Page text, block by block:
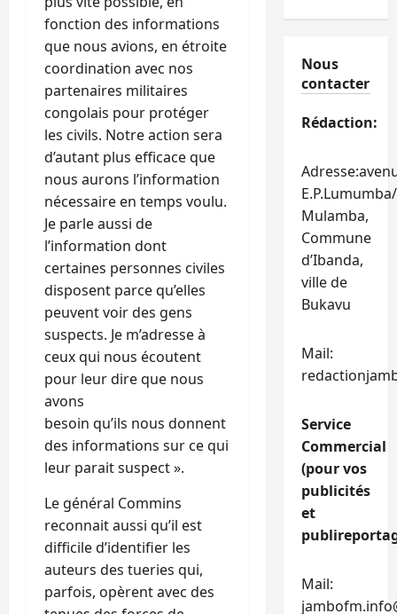
fonction des informations
que nous avions, en étroite
coordination avec nos
partenaires militaires
congolais pour protéger
les civils. Notre action sera
d’autant plus efficace que
nous aurons l’information
nécessaire en temps voulu.
Je parle aussi de
l’information dont
certaines personnes civiles
disposent parce qu’elles
peuvent voir des gens
suspects. Je m’adresse à
ceux qui nous écoutent
pour leur dire que nous
avons
besoin qu’ils nous donnent
des informations sur ce qui
leur parait suspect ».
Le général Commins
reconnait aussi qu’il est
difficile d’identifier les
auteurs des tueries qui,
parfois, opèrent avec des
Nous
contacter
Rédaction:
Mulamba,
Commune
d’Ibanda,
ville de
Bukavu
Mail:
Service
Commercial
(pour vos
publicités
et
Mail: